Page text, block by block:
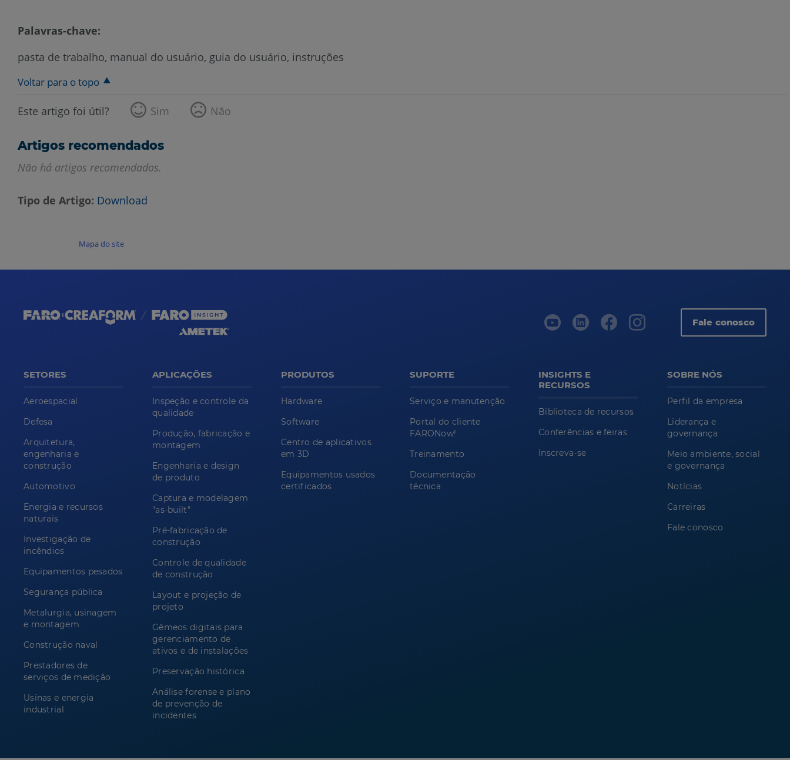
Palavras-chave:
pasta de trabalho, manual do usuário, guia do usuário, instruções
Voltar para o topo
Este artigo foi útil? Sim Não
Artigos recomendados
Não há artigos recomendados.
Tipo de Artigo Download
Mapa do site
Fale conosco
SETORES
Aeroespacial
Defesa
Arquitetura,
engenharia e
construção
Automotivo
Energia e recursos
naturais
Investigação de
incêndios
Equipamentos pesados
Segurança pública
Metalurgia, usinagem
e montagem
Construção naval
Prestadores de
serviços de medição
Usinas e energia
industrial
APLICAÇÕES
Inspeção e controle da
qualidade
Produção, fabricação e
montagem
Engenharia e design
de produto
Captura e modelagem
"as-built"
Pré-fabricação de
construção
Controle de qualidade
de construção
Layout e projeção de
projeto
Gêmeos digitais para
gerenciamento de
ativos e de instalações
Preservação histórica
Análise forense e plano
de prevenção de
incidentes
PRODUTOS
Hardware
Software
Centro de aplicativos
em 3D
Equipamentos usados
certificados
SUPORTE
Serviço e manutenção
Portal do cliente
FARONow!
Treinamento
Documentação
técnica
INSIGHTS E
RECURSOS
Biblioteca de recursos
Conferências e feiras
Inscreva-se
SOBRE NÓS
Perfil da empresa
Liderança e
governança
Meio ambiente, social
e governança
Notícias
Carreiras
Fale conosco